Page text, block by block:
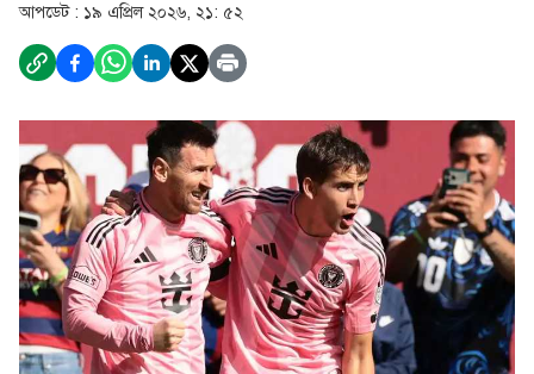
আপডেট : ১৯ এপ্রিল ২০২৬, ২১: ৫২